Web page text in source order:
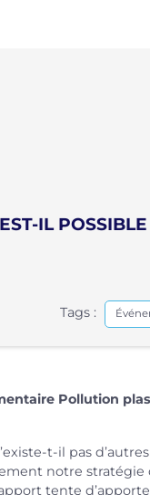
IL POSSIBLE
Tags :
Pollution
t-il pas
notre
tente